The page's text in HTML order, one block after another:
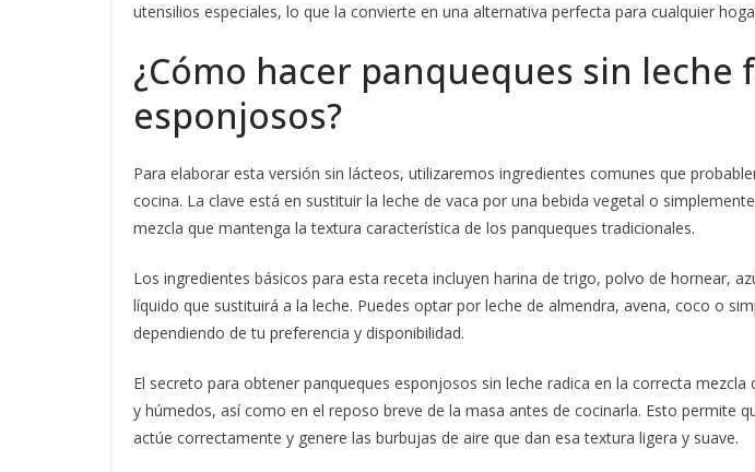
utensilios especiales, lo que la convierte en una alternativa perfecta para cualquier
¿Cómo hacer panqueques sin leche
esponjosos?
Para elaborar esta versión sin lácteos, utilizaremos ingredientes comunes que
cocina. La clave está en sustituir la leche de vaca por una bebida vegetal o
mezcla que mantenga la textura característica de los panqueques tradicionales.
Los ingredientes básicos para esta receta incluyen harina de trigo, polvo de hornear,
líquido que sustituirá a la leche. Puedes optar por leche de almendra, avena, coco o
dependiendo de tu preferencia y disponibilidad.
El secreto para obtener panqueques esponjosos sin leche radica en la correcta mezcla
y húmedos, así como en el reposo breve de la masa antes de cocinarla. Esto permite
actúe correctamente y genere las burbujas de aire que dan esa textura ligera y suave.